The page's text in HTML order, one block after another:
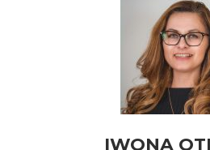
IWONA